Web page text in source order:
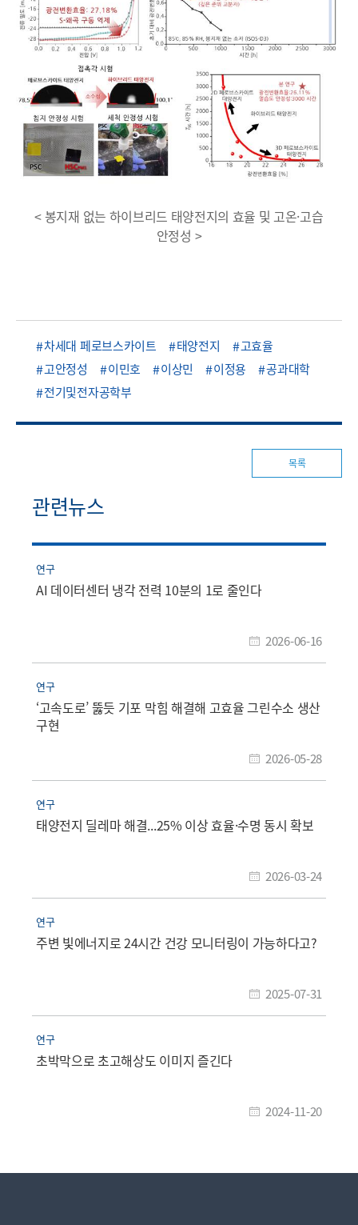
< 봉지재 없는 하이브리드 태양전지의 효율 및 고온·고습
안정성 >
차세대 페로브스카이트 태양전지
고효율
고안정성
이민호 이상민 이정용
공과대학
전기및전자공학부
목록
관련뉴스
연구
AI 데이터센터 냉각 전력 10분의 1로 줄인다
2026-06-16
연구
‘고속도로’ 뚫듯 기포 막힘 해결해 고효율 그린수소 생산
구현
2026-05-28
연구
태양전지 딜레마 해결...25% 이상 효율·수명 동시 확보
2026-03-24
연구
주변 빛에너지로 24시간 건강 모니터링이 가능하다고?
2025-07-31
연구
초박막으로 초고해상도 이미지 즐긴다
2024-11-20